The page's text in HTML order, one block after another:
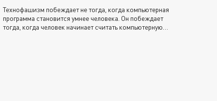
Технофашизм побеждает не тогда, когда компьютерная
программа становится умнее человека. Он побеждает
тогда, когда человек начинает считать компьютерную